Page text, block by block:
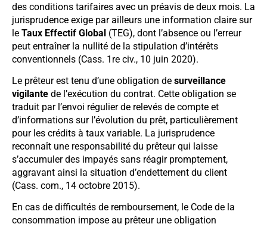
des conditions tarifaires avec un préavis de deux mois. La
jurisprudence exige par ailleurs une information claire sur
le Taux Effectif Global (TEG), dont l’absence ou l’erreur
peut entraîner la nullité de la stipulation d’intérêts
conventionnels (Cass. 1re civ., 10 juin 2020).
Le prêteur est tenu d’une obligation de surveillance
vigilante de l’exécution du contrat. Cette obligation se
traduit par l’envoi régulier de relevés de compte et
d’informations sur l’évolution du prêt, particulièrement
pour les crédits à taux variable. La jurisprudence
reconnaît une responsabilité du prêteur qui laisse
s’accumuler des impayés sans réagir promptement,
aggravant ainsi la situation d’endettement du client
(Cass. com., 14 octobre 2015).
En cas de difficultés de remboursement, le Code de la
consommation impose au prêteur une obligation